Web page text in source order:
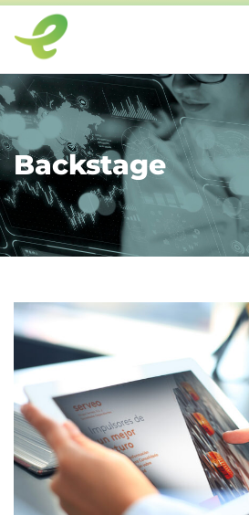
Backstage